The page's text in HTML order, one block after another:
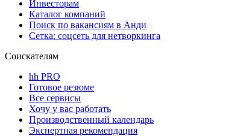
Инвесторам
Каталог компаний
Поиск по вакансиям в Анди
Сетка: соцсеть для нетворкинга
Соискателям
hh PRO
Готовое резюме
Все сервисы
Хочу у вас работать
Производственный календарь
Экспертная рекомендация